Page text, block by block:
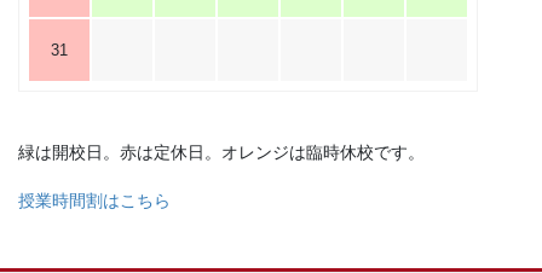
31
緑は開校日。赤は定休日。オレンジは臨時休校です。
授業時間割はこちら